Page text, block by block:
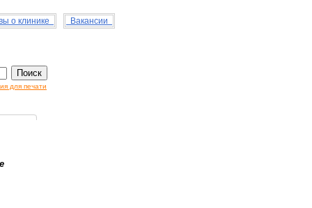
о клинике Вакансии
для печати